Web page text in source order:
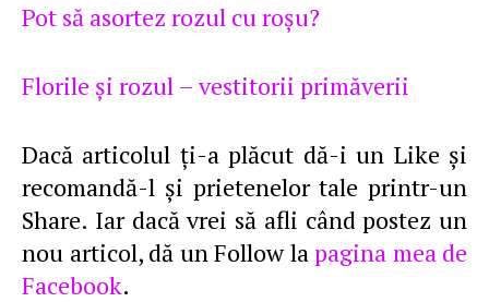
Pot să asortez rozul cu roşu?
Florile şi rozul – vestitorii primăverii
Dacă articolul ţi-a plăcut dă-i un Like şi
recomandă-l şi prietenelor tale printr-un
Share. Iar dacă vrei să afli când postez un
nou articol, dă un Follow lapagina mea de
Facebook.